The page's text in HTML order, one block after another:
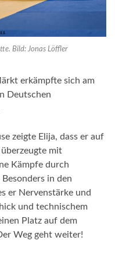
Bild: Jonas Löffler
erkämpfte sich am
Deutschen
zeigte Elija, dass er auf
mit
Kämpfe durch
in den
er Nervenstärke und
und technischem
Platz auf dem
Weg geht weiter!